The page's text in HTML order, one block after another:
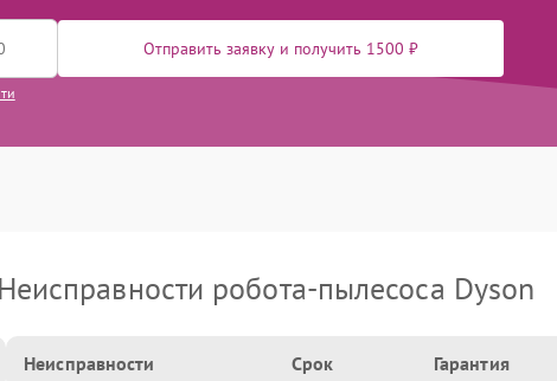
Отправить заявку и получить 1500 ₽
Неисправности робота-пылесоса Dyson
Неисправности Срок Гарантия